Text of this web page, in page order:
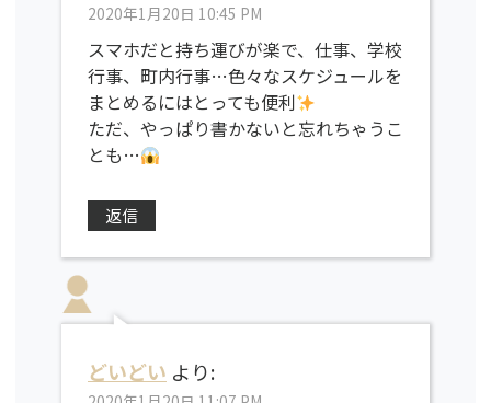
2020年1月20日 10:45 PM
スマホだと持ち運びが楽で、仕事、学校
行事、町内行事…色々なスケジュールを
まとめるにはとっても便利
ただ、やっぱり書かないと忘れちゃうこ
とも…
返信
どいどい より: